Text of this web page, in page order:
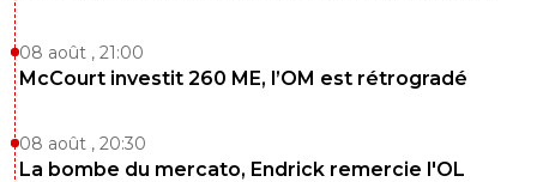
08 août , 21:00
McCourt investit 260 ME, l’OM est rétrogradé
08 août , 20:30
La bombe du mercato, Endrick remercie l'OL